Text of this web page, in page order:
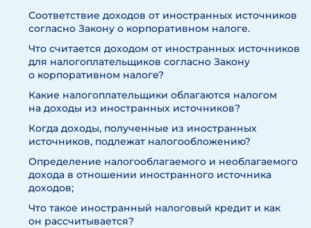
Соответствие доходов от иностранных источников
согласно Закону о корпоративном налоге.
Что считается доходом от иностранных источников
для налогоплательщиков согласно Закону
о корпоративном налоге?
Какие налогоплательщики облагаются налогом
на доходы из иностранных источников?
Когда доходы, полученные из иностранных
источников, подлежат налогообложению?
Определение налогооблагаемого и необлагаемого
дохода в отношении иностранного источника
доходов;
Что такое иностранный налоговый кредит и как
он рассчитывается?